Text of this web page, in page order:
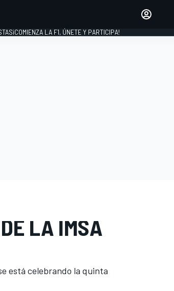
¡COMIENZA LA F1, ÚNETE Y PARTICIPA!
LA IMSA
está celebrando la quinta